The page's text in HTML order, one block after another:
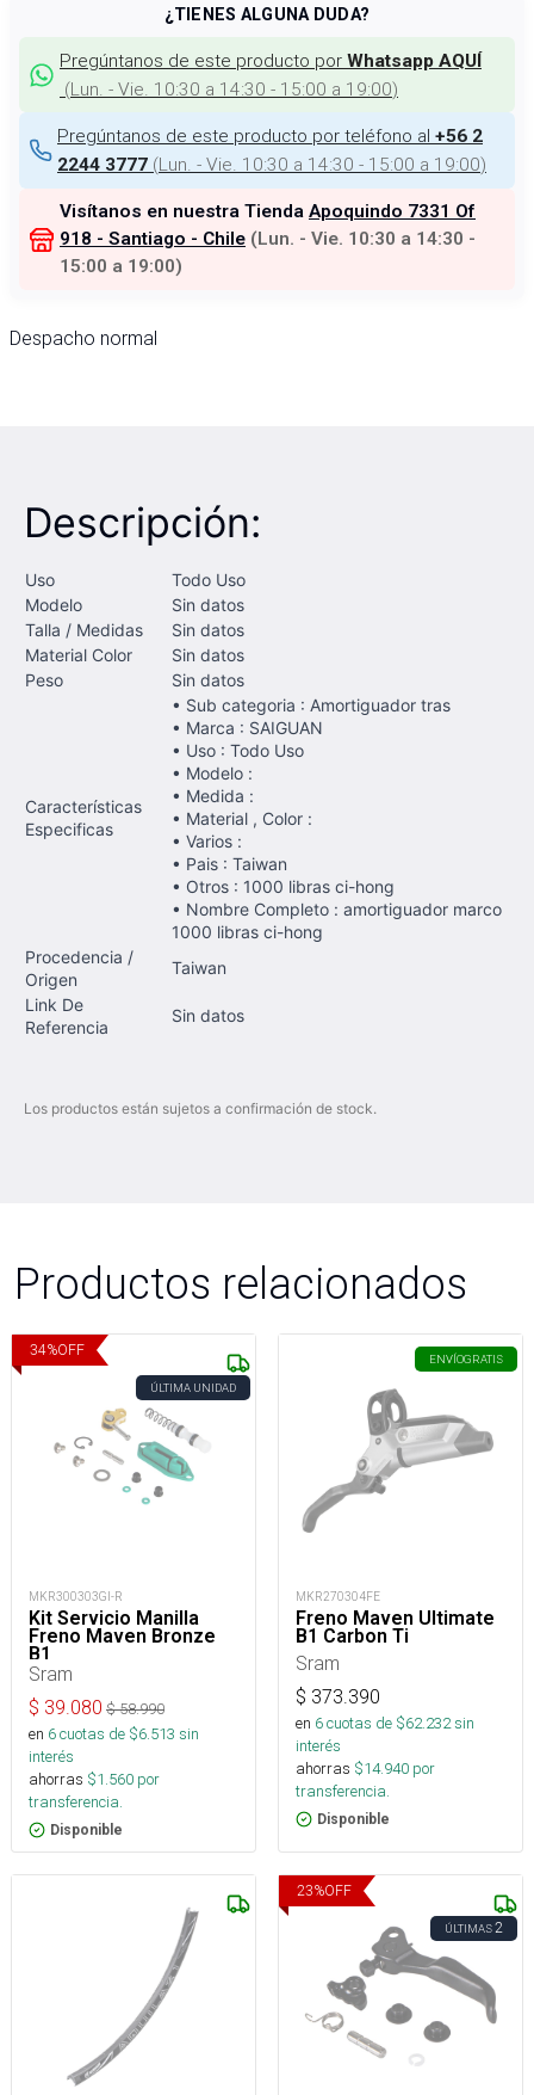
¿TIENES ALGUNA DUDA?
Pregúntanos de este producto por Whatsapp AQUÍ
(Lun. - Vie. 10:30 a 14:30 - 15:00 a 19:00)
Pregúntanos de este producto por teléfono al +56 2
2244 3777 (Lun. - Vie. 10:30 a 14:30 - 15:00 a 19:00)
Visítanos en nuestra Tienda Apoquindo 7331 Of
918 - Santiago - Chile (Lun. - Vie. 10:30 a 14:30 -
15:00 a 19:00)
Despacho normal
Descripción:
Uso
Todo Uso
Modelo
Sin datos
Talla / Medidas
Sin datos
Material Color
Sin datos
Peso
Sin datos
Características
Especificas
• Sub categoria : Amortiguador tras
• Marca : SAIGUAN
• Uso : Todo Uso
• Modelo :
• Medida :
• Material , Color :
• Varios :
• Pais : Taiwan
• Otros : 1000 libras ci-hong
• Nombre Completo : amortiguador marco
1000 libras ci-hong
Procedencia /
Origen
Taiwan
Link De
Referencia
Sin datos
Los productos están sujetos a confirmación de stock.
Productos relacionados
34%OFF
ÚLTIMA UNIDAD
MKR300303GI-R
Kit Servicio Manilla
Freno Maven Bronze
B1
Sram
$ 39.080 $58.990
en 6cuotas de $6.513 sin
interés
ahorras $1.560 por
transferencia.
Disponible
ENVÍOGRATIS
MKR270304FE
Freno Maven Ultimate
B1 Carbon Ti
Sram
$ 373.390
en 6cuotas de $62.232sin
interés
ahorras $14.940 por
transferencia.
Disponible
23%OFF
ÚLTIMAS2